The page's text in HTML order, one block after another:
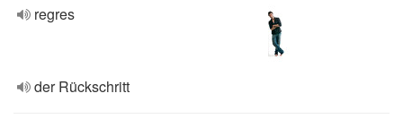
regres
der Rückschritt